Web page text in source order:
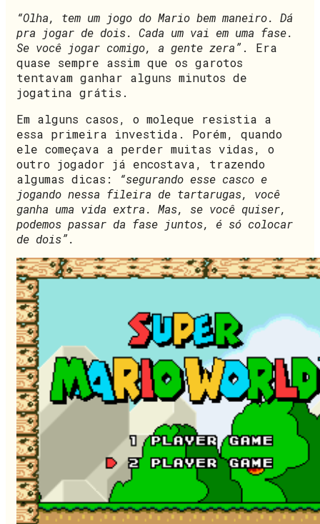
“Olha, tem um jogo do Mario bem maneiro. Dá
pra jogar de dois. Cada um vai em uma fase.
Se você jogar comigo, a gente zera” . Era
quase sempre assim que os garotos
tentavam ganhar alguns minutos de
jogatina grátis.
Em alguns casos, o moleque resistia a
essa primeira investida. Porém, quando
ele começava a perder muitas vidas, o
outro jogador já encostava, trazendo
algumas dicas:
“segurando esse casco e
jogando nessa fileira de tartarugas, você
ganha uma vida extra. Mas, se você quiser,
podemos passar da fase juntos, é só colocar
de dois”.